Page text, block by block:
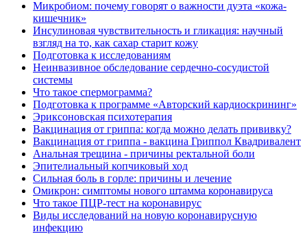
Микробиом: почему говорят о важности дуэта «кожа-
кишечник»
Инсулиновая чувствительность и гликация: научный
взгляд на то, как сахар старит кожу
Подготовка к исследованиям
Неинвазивное обследование сердечно-сосудистой
системы
Что такое спермограмма?
Подготовка к программе «Авторский кардиоскрининг»
Эриксоновская психотерапия
Вакцинация от гриппа: когда можно делать прививку?
Вакцинация от гриппа - вакцина Гриппол Квадривалент
Анальная трещина - причины ректальной боли
Эпителиальный копчиковый ход
Сильная боль в горле: причины и лечение
Омикрон: симптомы нового штамма коронавируса
Что такое ПЦР-тест на коронавирус
Виды исследований на новую коронавирусную
инфекцию